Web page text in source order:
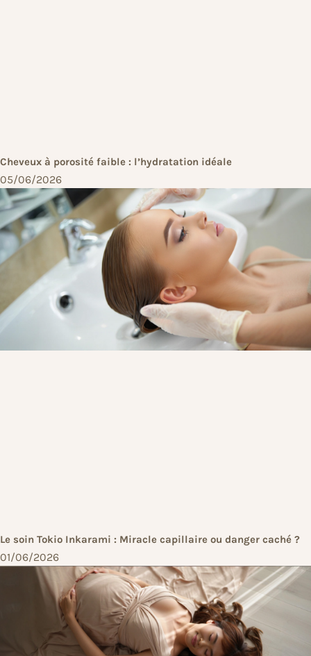
Cheveux à porosité faible : l’hydratation idéale
05/06/2026
Le soin Tokio Inkarami : Miracle capillaire ou danger caché ?
01/06/2026